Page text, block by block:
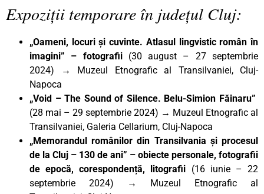
Expoziții temporare în județul Cluj:
„Oameni, locuri și cuvinte. Atlasul lingvistic român în
imagini” – fotografii (30 august – 27 septembrie
2024)
→
Muzeul Etnografic al Transilvaniei, Cluj-
Napoca
„Void – The Sound of Silence. Belu-Simion Făinaru”
(28 mai – 29 septembrie 2024) → Muzeul Etnografic al
Transilvaniei, Galeria Cellarium, Cluj-Napoca
„Memorandul românilor din Transilvania și procesul
de la Cluj – 130 de ani” – obiecte personale, fotografii
de epocă, corespondență, litografii (16 iunie – 22
septembrie 2024)
→ Muzeul Etnografic al